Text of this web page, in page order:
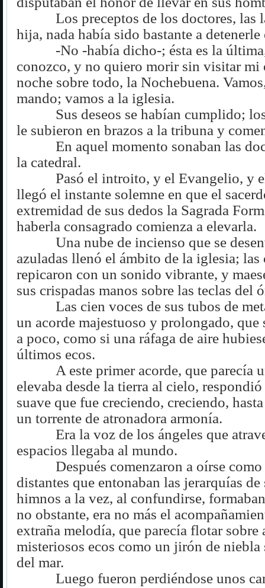
Los preceptos de los doctores, las
hija, nada había sido bastante a
-No -había dicho-; ésta es la
conozco, y no quiero morir sin visitar mi
noche sobre todo, la Nochebuena.
mando; vamos a la iglesia.
Sus deseos se habían cumplido;
le subieron en brazos a la tribuna y
En aquel momento sonaban las
la catedral.
Pasó el introito, y el Evangelio, y
llegó el instante solemne en que el
extremidad de sus dedos la Sagrada
haberla consagrado comienza a elevarla.
Una nube de incienso que se
azuladas llenó el ámbito de la iglesia; las
repicaron con un sonido vibrante, y
sus crispadas manos sobre las teclas del
Las cien voces de sus tubos de
un acorde majestuoso y prolongado, que
a poco, como si una ráfaga de aire
últimos ecos.
A este primer acorde, que parecía
elevaba desde la tierra al cielo,
suave que fue creciendo, creciendo,
un torrente de atronadora armonía.
Era la voz de los ángeles que
espacios llegaba al mundo.
Después comenzaron a oírse
distantes que entonaban las jerarquías
himnos a la vez, al confundirse,
no obstante, era no más el
extraña melodía, que parecía flotar sobre
misteriosos ecos como un jirón de niebla
del mar.
Luego fueron perdiéndose unos